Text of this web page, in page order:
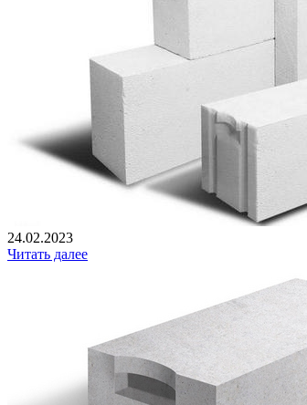
24.02.2023
Читать далее